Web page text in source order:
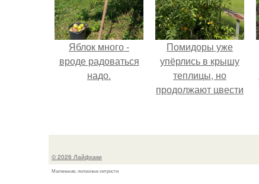
Яблок много -
вроде радоваться
надо.
Помидоры уже
упёрлись в крышу
теплицы, но
продолжают цвести
© 2026 Лайфхаки
Маленькие, полезные хитрости